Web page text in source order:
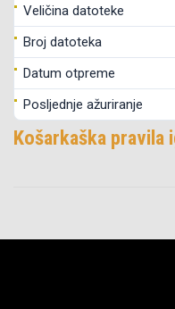
Veličina datoteke
Broj datoteka
Datum otpreme
Posljednje ažuriranje
Košarkaška pravila